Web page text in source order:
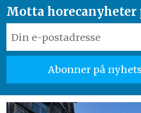
Motta horecanyheter